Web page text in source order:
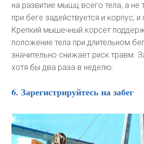
на развитие мышц всего тела, а не
при беге задействуется и корпус, и
Крепкий мышечный корсет
положение тела при длительном
значительно снижает риск травм.
хотя бы два раза в неделю.
6. Зарегистрируйтесь на забег